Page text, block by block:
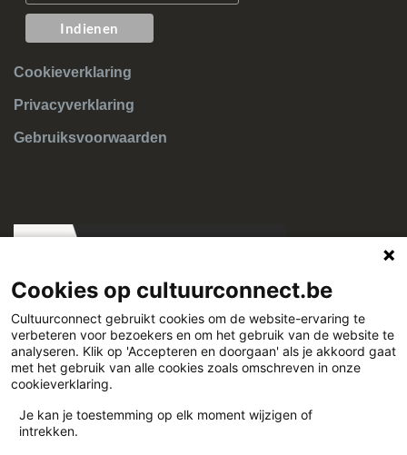
Cookieverklaring
Privacyverklaring
Gebruiksvoorwaarden
Cultuurconnect
www.cultuurconnect.be
Cookies op cultuurconnect.be
Cultuurconnect gebruikt cookies om de website-ervaring te
verbeteren voor bezoekers en om het gebruik van de website te
analyseren. Klik op 'Accepteren en doorgaan' als je akkoord gaat
met het gebruik van alle cookies zoals omschreven in onze
cookieverklaring.
Je kan je toestemming op elk moment wijzigen of
intrekken.